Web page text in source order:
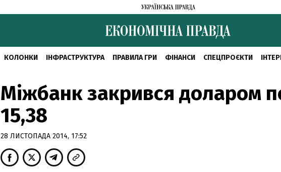
КОЛОНКИ ІНФРАСТРУКТУРА ПРАВИЛА ГРИ ФІНАНСИ СПЕЦПРОЄКТИ
Міжбанк закрився доларом
15,38
28 ЛИСТОПАДА 2014, 17:52